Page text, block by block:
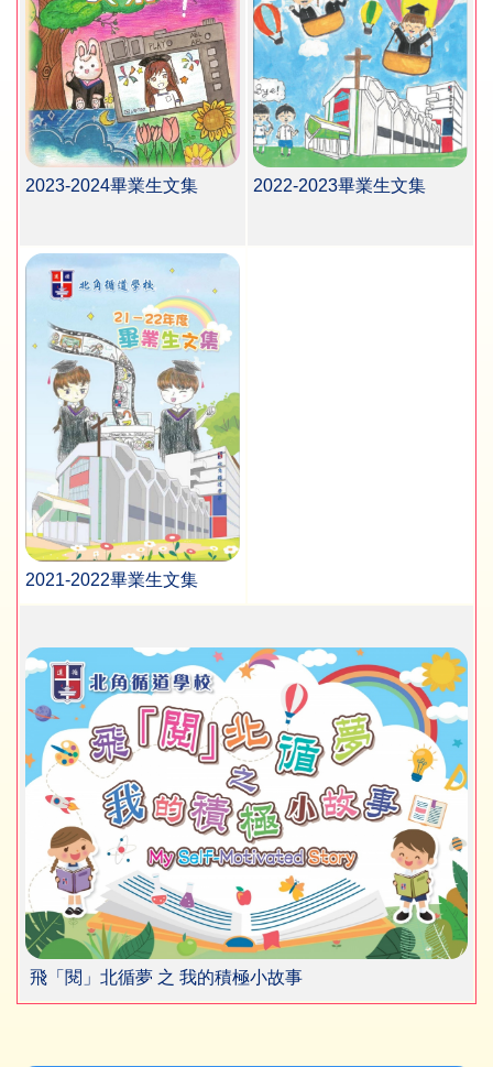
2023-2024畢業生文集 2022-2023畢業生文集
2021-2022畢業生文集
飛「閱」北循夢 之 我的積極小故事